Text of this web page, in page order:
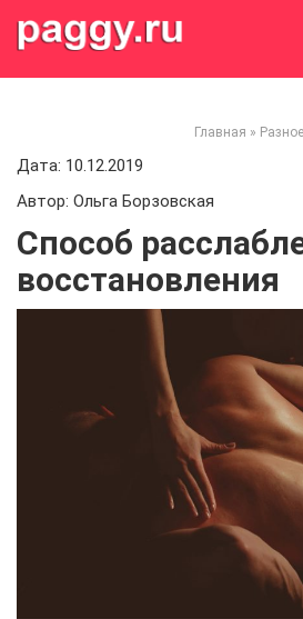
Главная » Разное
Дата: 10.12.2019
Автор: Ольга Борзовская
Способ
восстановления